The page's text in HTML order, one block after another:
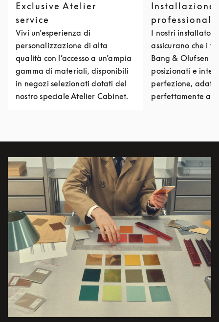
Exclusive Atelier
service
Vivi un’esperienza di
personalizzazione di alta
qualità con l’accesso a un’ampia
gamma di materiali, disponibili
in negozi selezionati dotati del
nostro speciale Atelier Cabinet.
Installazione
professionale
I nostri installatori
assicurano che i
Bang & Olufsen
posizionati e
perfezione,
perfettamente
Immagine evento